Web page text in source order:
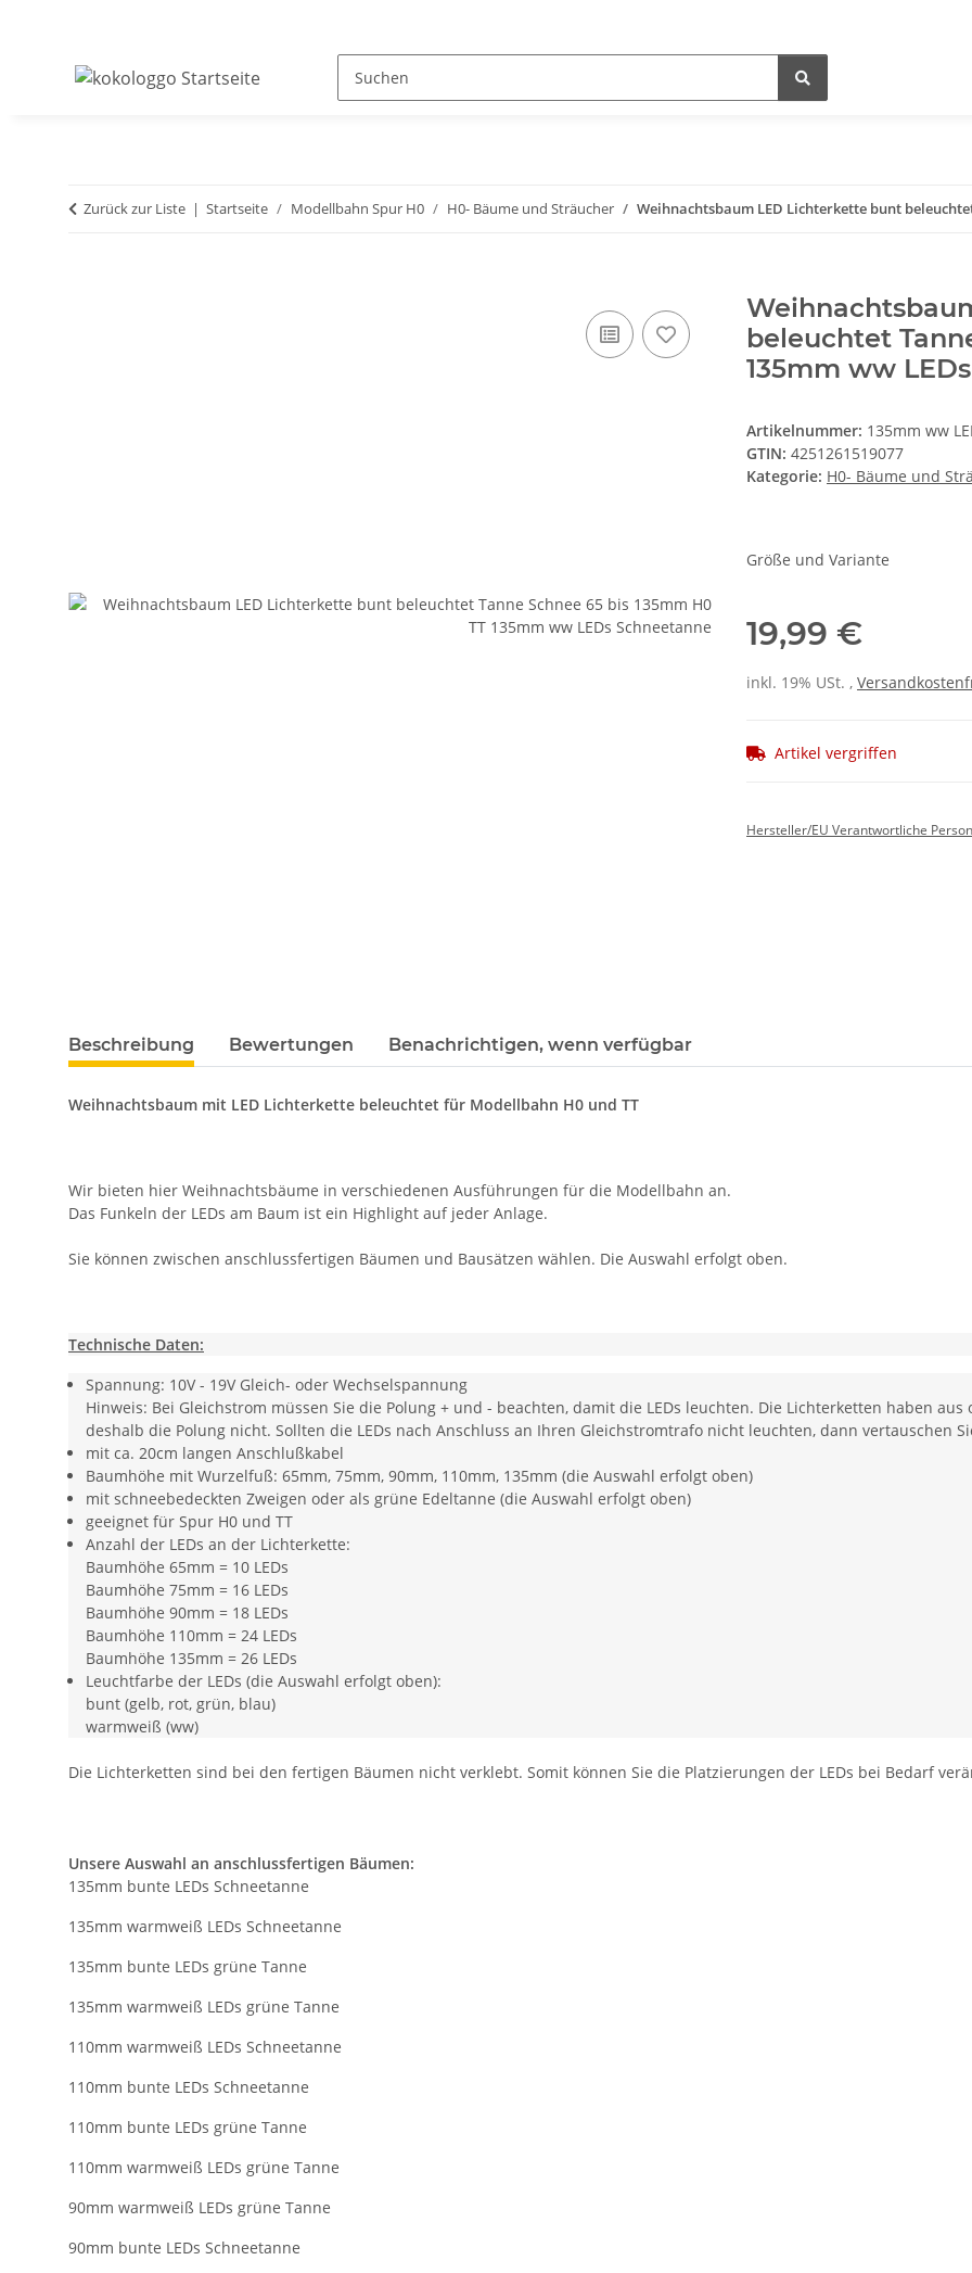
Zurück zur Liste Startseite Modellbahn Spur H0 H0- Bäume und Sträucher Weihnachtsbaum LED Lichterkette bunt
beleuchtet
135mm ww
Artikelnummer: 135mm ww
GTIN: 4251261519077
Kategorie: H0- Bäume und
Größe und Variante
19,99 €
inkl. 19% USt. ,
Artikel vergriffen
Hersteller/EU Verantwortliche Person
weitere Registerkarten anzeigen
Beschreibung Bewertungen Benachrichtigen, wenn verfügbar
Weihnachtsbaum mit LED Lichterkette beleuchtet für Modellbahn H0 und TT
Wir bieten hier Weihnachtsbäume in verschiedenen Ausführungen für die Modellbahn an.
Das Funkeln der LEDs am Baum ist ein Highlight auf jeder Anlage.
Sie können zwischen anschlussfertigen Bäumen und Bausätzen wählen. Die Auswahl erfolgt oben.
Technische Daten:
Spannung: 10V - 19V Gleich- oder Wechselspannung
Hinweis: Bei Gleichstrom müssen Sie die Polung + und - beachten, damit die LEDs leuchten. Die Lichterketten haben
deshalb die Polung nicht. Sollten die LEDs nach Anschluss an Ihren Gleichstromtrafo nicht leuchten, dann vertauschen
mit ca. 20cm langen Anschlußkabel
Baumhöhe mit Wurzelfuß: 65mm, 75mm, 90mm, 110mm, 135mm (die Auswahl erfolgt oben)
mit schneebedeckten Zweigen oder als grüne Edeltanne (die Auswahl erfolgt oben)
geeignet für Spur H0 und TT
Anzahl der LEDs an der Lichterkette:
Baumhöhe 65mm = 10 LEDs
Baumhöhe 75mm = 16 LEDs
Baumhöhe 90mm = 18 LEDs
Baumhöhe 110mm = 24 LEDs
Baumhöhe 135mm = 26 LEDs
Leuchtfarbe der LEDs (die Auswahl erfolgt oben):
bunt (gelb, rot, grün, blau)
warmweiß (ww)
Die Lichterketten sind bei den fertigen Bäumen nicht verklebt. Somit können Sie die Platzierungen der LEDs bei Bedarf
Unsere Auswahl an anschlussfertigen Bäumen:
135mm bunte LEDs Schneetanne
135mm warmweiß LEDs Schneetanne
135mm bunte LEDs grüne Tanne
135mm warmweiß LEDs grüne Tanne
110mm warmweiß LEDs Schneetanne
110mm bunte LEDs Schneetanne
110mm bunte LEDs grüne Tanne
110mm warmweiß LEDs grüne Tanne
90mm warmweiß LEDs grüne Tanne
90mm bunte LEDs Schneetanne